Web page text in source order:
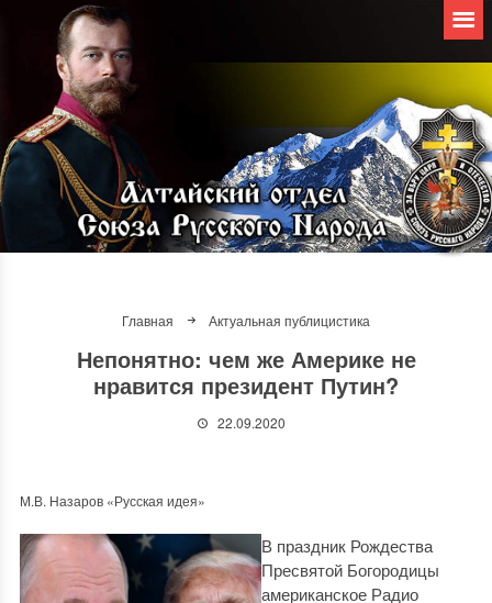
Главная Актуальная публицистика
Непонятно: чем же Америке не
нравится президент Путин?
22.09.2020
М.В. Назаров «Русская идея»
В праздник Рождества
Пресвятой Богородицы
американское Радио